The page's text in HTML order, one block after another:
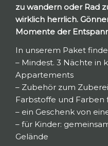
zu wandern oder Rad
wirklich herrlich.
Momente der
In unserem Paket
– Mindest. 3 Nächte in
Appartements
– Zubehör zum
Farbstoffe und Farben
– ein Geschenk von
– für Kinder:
Gelände